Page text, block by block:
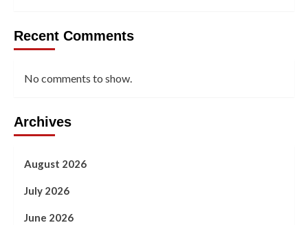
Recent Comments
No comments to show.
Archives
August 2026
July 2026
June 2026